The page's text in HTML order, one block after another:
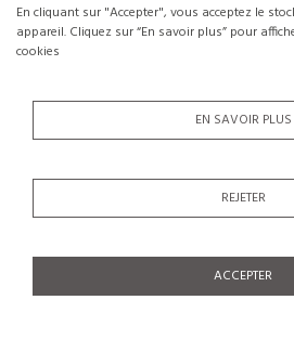
En cliquant sur "Accepter", vous acceptez le
appareil. Cliquez sur “En savoir plus” pour
cookies
EN SAVOIR PLUS
REJETER
ACCEPTER
NOUVEAUX
La création d’un compte a de nombreux
CRÉER UN